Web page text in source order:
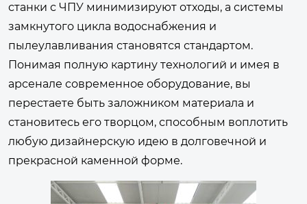
станки с ЧПУ минимизируют отходы, а системы
замкнутого цикла водоснабжения и
пылеулавливания становятся стандартом.
Понимая полную картину технологий и имея в
арсенале современное оборудование, вы
перестаете быть заложником материала и
становитесь его творцом, способным воплотить
любую дизайнерскую идею в долговечной и
прекрасной каменной форме.